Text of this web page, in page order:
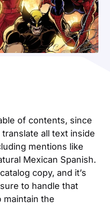
of contents, since
translate all text inside
mentions like
Mexican Spanish.
copy, and it’s
to handle that
maintain the